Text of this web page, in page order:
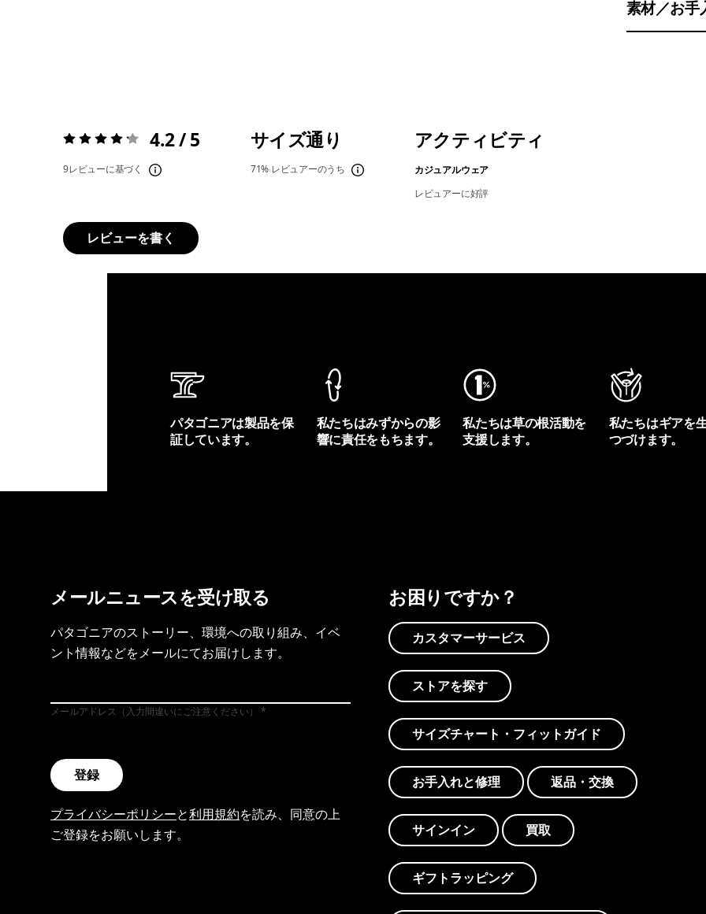
素材／お手
評価:4.2 / 5 4.2 / 5
9レビューに基づく
サイズ通り
71% レビュアーのうち
アクティビティ
カジュアルウェア
レビュアーに好評
レビューを書く
パタゴニアは製品を保
証しています。
私たちはみずからの影
響に責任をもちます。
私たちは草の根活動を
支援します。
私たちはギアを
つづけます。
メールニュースを受け取る
パタゴニアのストーリー、環境への取り組み、イベ
ント情報などをメールにてお届けします。
メールアドレス（入力間違いにご注意ください）
登録
プライバシーポリシーと利用規約を読み、同意の上
ご登録をお願いします。
お困りですか？
カスタマーサービス
ストアを探す
サイズチャート・フィットガイド
お手入れと修理 返品・交換
サインイン 買取
ギフトラッピング